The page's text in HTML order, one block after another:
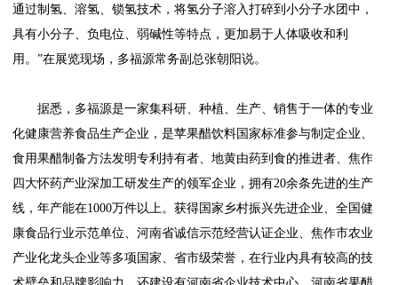
通过制氢、溶氢、锁氢技术，将氢分子溶入打碎到小分子水团中，
具有小分子、负电位、弱碱性等特点，更加易于人体吸收和利
用。”在展览现场，多福源常务副总张朝阳说。
据悉，多福源是一家集科研、种植、生产、销售于一体的专业
化健康营养食品生产企业，是苹果醋饮料国家标准参与制定企业、
食用果醋制备方法发明专利持有者、地黄由药到食的推进者、焦作
四大怀药产业深加工研发生产的领军企业，拥有20余条先进的生产
线，年产能在1000万件以上。获得国家乡村振兴先进企业、全国健
康食品行业示范单位、河南省诚信示范经营认证企业、焦作市农业
产业化龙头企业等多项国家、省市级荣誉，在行业内具有较高的技